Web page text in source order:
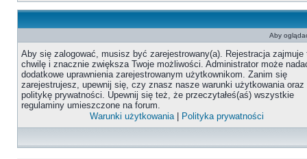
Aby
Aby się zalogować, musisz być zarejestrowany(a). Rejestracja zajmuje
chwilę i znacznie zwiększa Twoje możliwości. Administrator może
dodatkowe uprawnienia zarejestrowanym użytkownikom. Zanim się
zarejestrujesz, upewnij się, czy znasz nasze warunki użytkowania oraz
politykę prywatności. Upewnij się też, że przeczytałeś(aś) wszystkie
regulaminy umieszczone na forum.
Warunki użytkowania| Polityka prywatności